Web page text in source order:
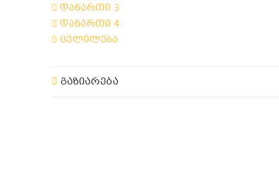
დანართი 3
დანართი 4
ცვლილება
გაზიარება